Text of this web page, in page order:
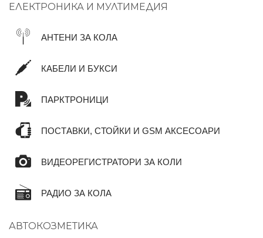
ЕЛЕКТРОНИКА И МУЛТИМЕДИЯ
АНТЕНИ ЗА КОЛА
КАБЕЛИ И БУКСИ
ПАРКТРОНИЦИ
ПОСТАВКИ, СТОЙКИ И GSM АКСЕСОАРИ
ВИДЕОРЕГИСТРАТОРИ ЗА КОЛИ
РАДИО ЗА КОЛА
АВТОКОЗМЕТИКА